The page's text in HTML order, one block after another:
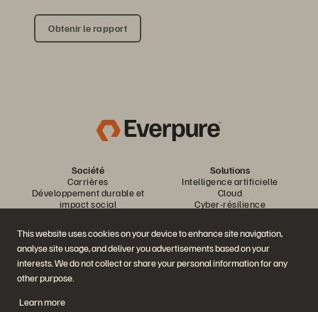
This website uses cookies on your device to enhance site navigation,
analyse site usage, and deliver you advertisements based on your
interests. We do not collect or share your personal information for any
other purpose.
Learn more
Obtenir le rapport
Société
Carrières
Développement durable et
impact social
Équipe de direction
Executive Briefing Center
Solutions
Intelligence artificielle
Cloud
Cyber-résilience
Virtualisation
Plateforme et produits
La plateforme Everpure
FlashArray
Partenaires